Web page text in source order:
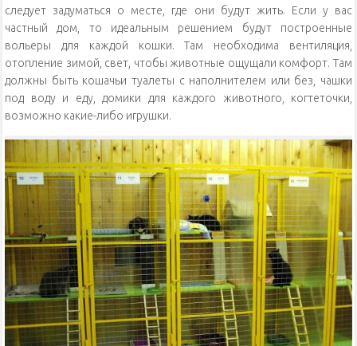
следует задуматься о месте, где они будут жить. Если у вас
частный дом, то идеальным решением будут построенные
вольеры для каждой кошки. Там необходима вентиляция,
отопление зимой, свет, чтобы животные ощущали комфорт. Там
должны быть кошачьи туалеты с наполнителем или без, чашки
под воду и еду, домики для каждого животного, когтеточки,
возможно какие-либо игрушки.